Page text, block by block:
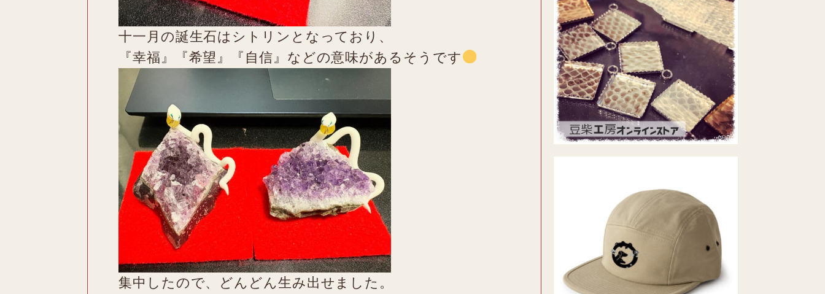
十一月の誕生石はシトリンとなっており、
『幸福』『希望』『自信』などの意味があるそうです
集中したので、どんどん生み出せました。